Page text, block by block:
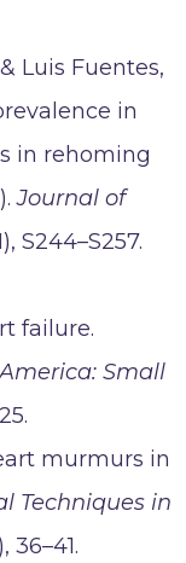
Luis Fuentes,
in
in rehoming
Journal of
S244–S257.
failure.
Small
murmurs in
Techniques in
36–41.